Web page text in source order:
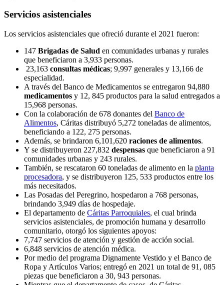
Servicios asistenciales
Los servicios asistenciales que ofreció durante el 2021 fueron:
147 Brigadas de Salud en comunidades urbanas y rurales
que beneficiaron a 3,933 personas.
23,163 consultas médicas; 9,997 generales y 13,166 de
especialidad.
A través del Banco de Medicamentos se entregaron 94,880
medicamentos y 12, 845 productos para la salud entregados a
15,968 personas.
Con la colaboración de 678 donantes del Banco de
Alimentos, Cáritas distribuyó 5,272 toneladas de alimentos,
beneficiando a 122, 275 personas.
Además, se brindaron 6,101,620 raciones de alimentos.
Y se distribuyeron 227,832 despensas que beneficiaron a 91
comunidades urbanas y 243 rurales.
También, se rescataron 60 toneladas de alimento en la planta
procesadora, y se distribuyeron 125, 533 productos entre los
más necesitados.
Las Posadas del Peregrino, hospedaron a 768 personas,
brindando 3,949 días de hospedaje.
El departamento de Cáritas Parroquiales, el cual brinda
servicios asistenciales, de promoción humana y desarrollo
comunitario, otorgó los siguientes apoyos:
7,747 servicios de atención y gestión de acción social.
6,848 servicios de atención médica.
Por medio del programa Dignamente Vestido y el Banco de
Ropa y Artículos Varios; entregó en 2021 un total de 91, 085
piezas que beneficiaron a 30, 943 personas.